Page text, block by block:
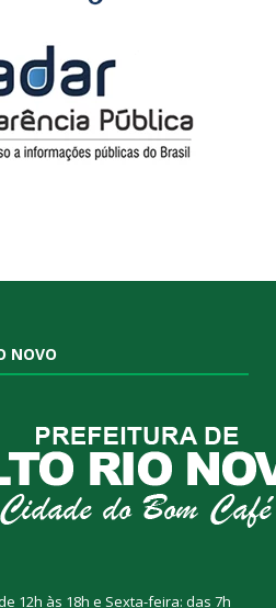
NOVO
12h às 18h e Sexta-feira: das 7h